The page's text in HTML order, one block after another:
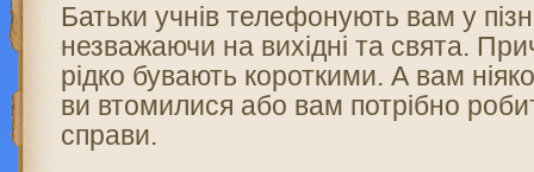
Батьки учнів телефонують вам у
незважаючи на вихідні та свята.
рідко бувають короткими. А вам
ви втомилися або вам потрібно
справи.